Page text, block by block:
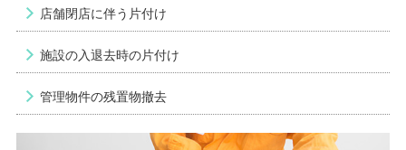
店舗閉店に伴う片付け
施設の入退去時の片付け
管理物件の残置物撤去